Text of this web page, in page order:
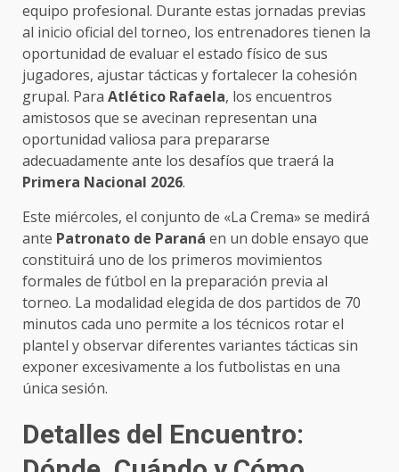
equipo profesional. Durante estas jornadas previas
al inicio oficial del torneo, los entrenadores tienen la
oportunidad de evaluar el estado físico de sus
jugadores, ajustar tácticas y fortalecer la cohesión
grupal. Para Atlético Rafaela, los encuentros
amistosos que se avecinan representan una
oportunidad valiosa para prepararse
adecuadamente ante los desafíos que traerá la
Primera Nacional 2026.
Este miércoles, el conjunto de «La Crema» se medirá
ante Patronato de Paraná en un doble ensayo que
constituirá uno de los primeros movimientos
formales de fútbol en la preparación previa al
torneo. La modalidad elegida de dos partidos de 70
minutos cada uno permite a los técnicos rotar el
plantel y observar diferentes variantes tácticas sin
exponer excesivamente a los futbolistas en una
única sesión.
Detalles del Encuentro: